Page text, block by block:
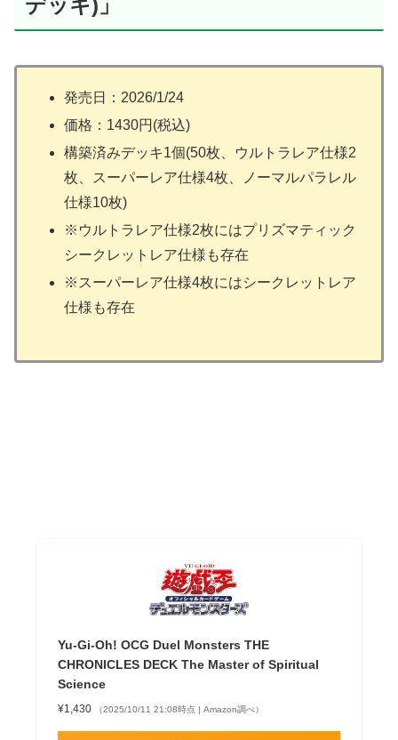
発売日：2026/1/24
価格：1430円(税込)
構築済みデッキ1個(50枚、ウルトラレア仕様2
枚、スーパーレア仕様4枚、ノーマルパラレル
仕様10枚)
※ウルトラレア仕様2枚にはプリズマティック
シークレットレア仕様も存在
※スーパーレア仕様4枚にはシークレットレア
仕様も存在
Yu-Gi-Oh! OCG Duel Monsters THE
CHRONICLES DECK The Master of Spiritual
Science
¥1,430 （2025/10/11 21:08時点 | Amazon調べ）